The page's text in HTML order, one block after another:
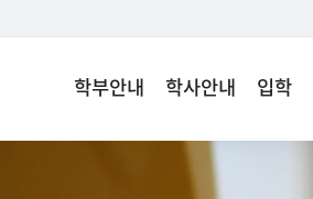
학부안내 학사안내 입학